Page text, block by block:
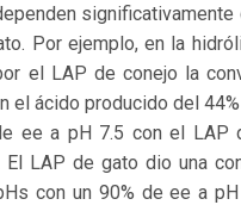
significativamente
Por ejemplo, en la
el LAP de conejo la
el ácido producido del
ee a pH 7.5 con el LAP
El LAP de gato dio una
con un 90% de ee a